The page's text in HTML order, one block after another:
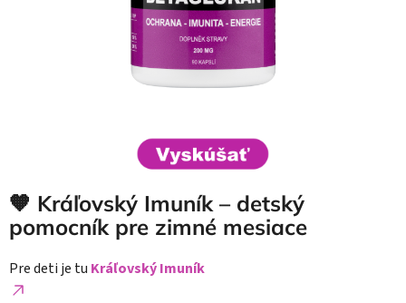
🧡 Kráľovský Imuník – detský
pomocník pre zimné mesiace
Pre deti je tu Kráľovský Imuník